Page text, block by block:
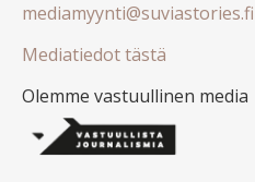
mediamyynti@suviastories.fi
Mediatiedot tästä
Olemme vastuullinen media